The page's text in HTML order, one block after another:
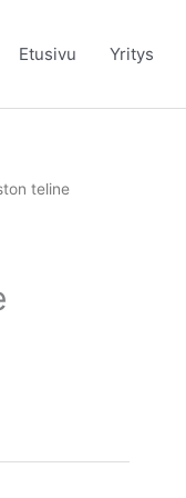
Etusivu Yritys
teline